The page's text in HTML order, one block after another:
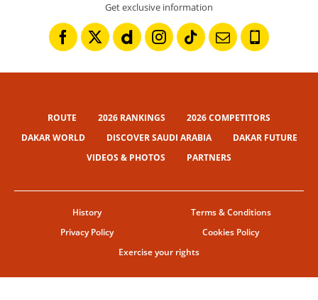
Get exclusive information
ROUTE 2026 RANKINGS
2026 COMPETITORS
DAKAR WORLD
DISCOVER SAUDI ARABIA
DAKAR FUTURE
VIDEOS & PHOTOS
PARTNERS
History
Terms & Conditions
Privacy Policy
Cookies Policy
Exercise your rights